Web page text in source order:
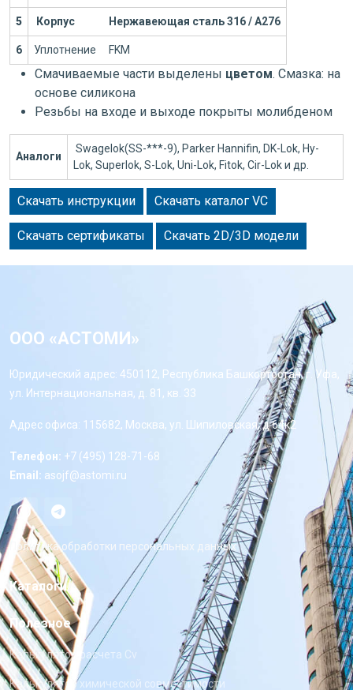
5 Корпус Нержавеющая сталь 316 / А276
6 Уплотнение FKM
Смачиваемые части выделены цветом. Смазка: на
основе силикона
Резьбы на входе и выходе покрыты молибденом
Аналоги
Swagelok(SS-***-9), Parker Hannifin, DK-Lok, Hy-
Lok, Superlok, S-Lok, Uni-Lok, Fitok, Cir-Lok и др.
Скачать инструкции Скачать каталог VC
Скачать сертификаты Скачать 2D/3D модели
ООО «АСТОМИ»
Юридический адрес: 450112, Республика Башкортостан, г. Уфа,
ул. Интернациональная, д. 81, кв. 33
Адрес офиса: 115682, Москва, ул. Шипиловская, д 64к2
Телефон: +7 (495) 128-71-68
Email: asojf@astomi.ru
Политика обработки персональных данных
Каталоги
Полезное
Калькулятор расчета Cv
Калькулятор химической совместимости